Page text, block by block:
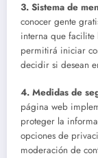
3. Sistema de
conocer gente
interna que facilite
permitirá iniciar
decidir si desean
4. Medidas de
página web
proteger la
opciones de
moderación de